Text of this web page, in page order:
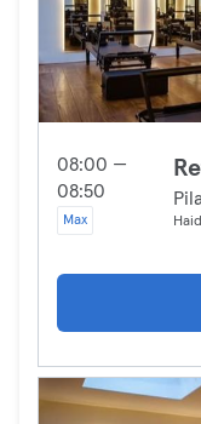
08:00 —
08:50
Max